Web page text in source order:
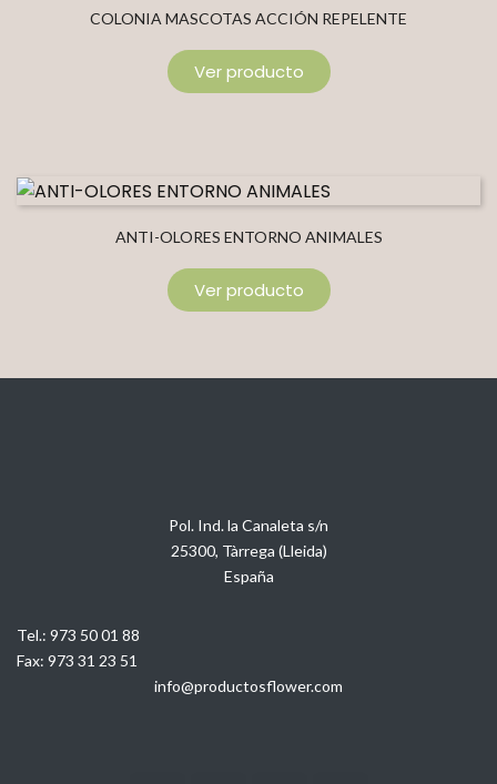
COLONIA MASCOTAS ACCIÓN REPELENTE
Ver producto
ANTI-OLORES ENTORNO ANIMALES
Ver producto
Pol. Ind. la Canaleta s/n
25300, Tàrrega (Lleida)
España
Tel.: 973 50 01 88
Fax: 973 31 23 51
info@productosflower.com